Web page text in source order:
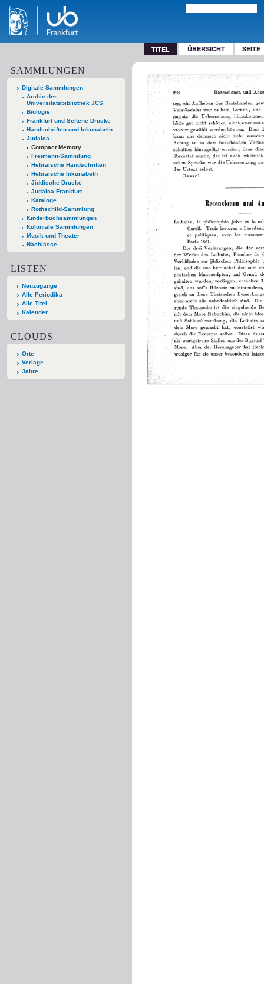
TITEL ÜBERSICHT SEITE
SAMMLUNGEN
Digitale Sammlungen
Archiv der
Universitätsbibliothek JCS
Biologie
Frankfurt und Seltene Drucke
Handschriften und Inkunabeln
Judaica
Compact Memory
Freimann-Sammlung
Hebräische Handschriften
Hebräische Inkunabeln
Jiddische Drucke
Judaica Frankfurt
Kataloge
Rothschild-Sammlung
Kinderbuchsammlungen
Koloniale Sammlungen
Musik und Theater
Nachlässe
LISTEN
Neuzugänge
Alle Periodika
Alle Titel
Kalender
CLOUDS
Orte
Verlage
Jahre